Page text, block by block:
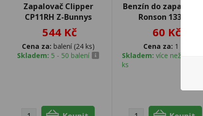
Zapalovač Clipper
CP11RH Z-Bunnys
544 Kč
Cena za: balení (24 ks)
Skladem: 5 - 50 balení
Benzín do zapalovačů
Ronson 133ml
60 Kč
Cena za: 1 ks
Skladem: více než 500
ks